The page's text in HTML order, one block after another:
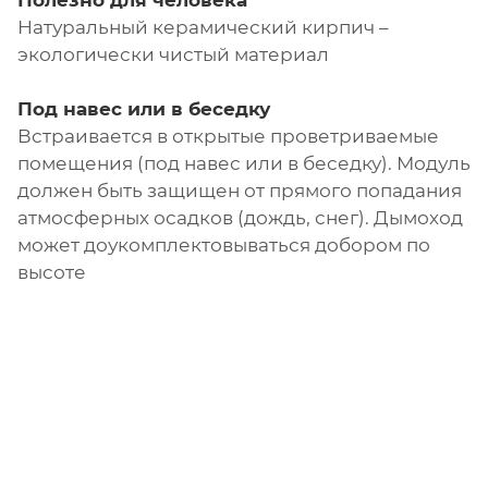
Натуральный керамический кирпич –
экологически чистый материал
Под навес или в беседку
Встраивается в открытые проветриваемые
помещения (под навес или в беседку). Модуль
должен быть защищен от прямого попадания
атмосферных осадков (дождь, снег). Дымоход
может доукомплектовываться добором по
высоте